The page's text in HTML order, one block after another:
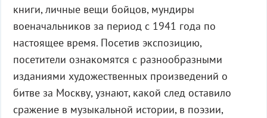
книги, личные вещи бойцов, мундиры
военачальников за период с 1941 года по
настоящее время. Посетив экспозицию,
посетители ознакомятся с разнообразными
изданиями художественных произведений о
битве за Москву, узнают, какой след оставило
сражение в музыкальной истории, в поэзии,